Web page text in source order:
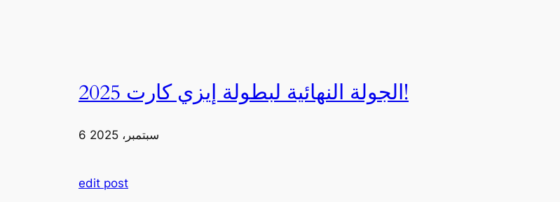
الجولة النهائية لبطولة إيزي كارت 2025!
6 سبتمبر، 2025
edit post